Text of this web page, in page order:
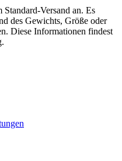
Versand an. Es
des Gewichts, Größe oder
Diese Informationen findest